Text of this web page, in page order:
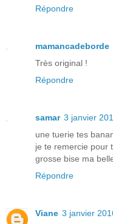
Répondre
mamancadeborde
Très original !
Répondre
samar 3 janvier
une tuerie tes
je te remercie pour
grosse bise ma
Répondre
Viane 3 janvier